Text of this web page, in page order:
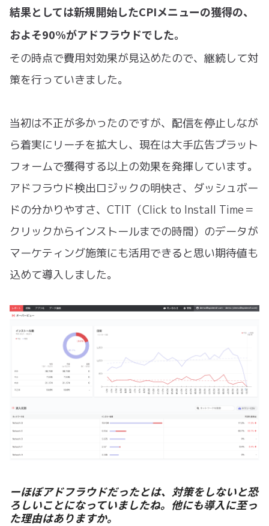
結果としては新規開始したCPIメニューの獲得の、
およそ90%がアドフラウドでした。
その時点で費用対効果が見込めたので、継続して対
策を行っていきました。
当初は不正が多かったのですが、配信を停止しなが
ら着実にリーチを拡大し、現在は大手広告プラット
フォームで獲得する以上の効果を発揮しています。
アドフラウド検出ロジックの明快さ、ダッシュボー
ドの分かりやすさ、CTIT（Click to Install Time＝
クリックからインストールまでの時間）のデータが
マーケティング施策にも活用できると思い期待値も
込めて導入しました。
ーほぼアドフラウドだったとは、対策をしないと恐
ろしいことになっていましたね。他にも導入に至っ
た理由はありますか。